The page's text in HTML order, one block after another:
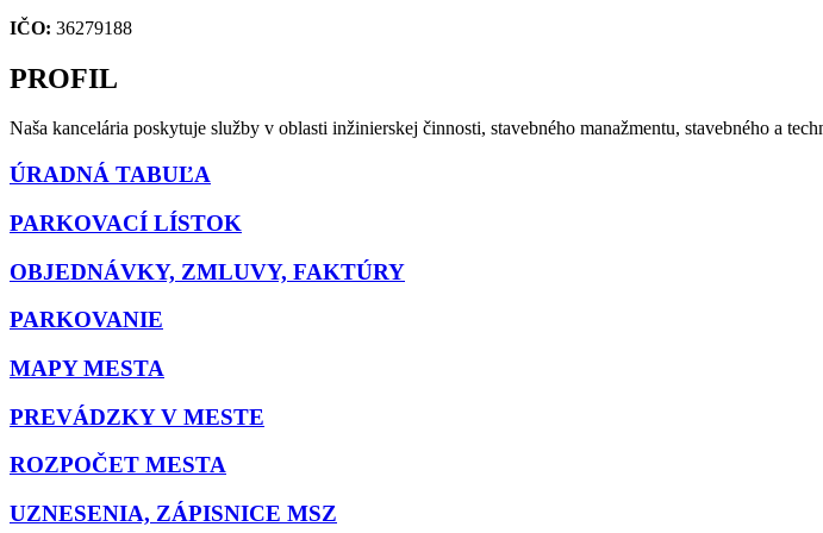
IČO: 36279188
PROFIL
Naša kancelária poskytuje služby v oblasti inžinierskej činnosti, stavebného manažmentu, stavebného a
ÚRADNÁ TABUĽA
PARKOVACÍ LÍSTOK
OBJEDNÁVKY, ZMLUVY, FAKTÚRY
PARKOVANIE
MAPY MESTA
PREVÁDZKY V MESTE
ROZPOČET MESTA
UZNESENIA, ZÁPISNICE MSZ